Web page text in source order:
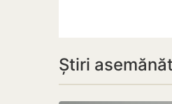
Știri